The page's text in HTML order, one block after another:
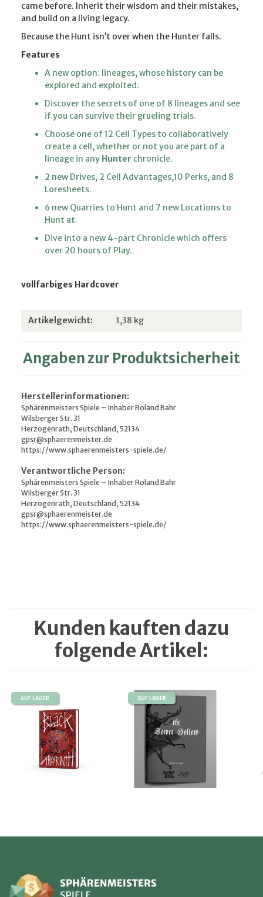
came before. Inherit their wisdom and their mistakes,
and build on a living legacy.
Because the Hunt isn’t over when the Hunter falls.
Features
A new option: lineages, whose history can be
explored and exploited.
Discover the secrets of one of 8 lineages and see
if you can survive their grueling trials.
Choose one of 12 Cell Types to collaboratively
create a cell, whether or not you are part of a
lineage in any Hunter chronicle.
2 new Drives, 2 Cell Advantages,10 Perks, and 8
Loresheets.
6 new Quarries to Hunt and 7 new Locations to
Hunt at.
Dive into a new 4-part Chronicle which offers
over 20 hours of Play.
vollfarbiges Hardcover
Produkteigenschaft
Wert
Artikelgewicht: 1,38 kg
Angaben zur Produktsicherheit
Herstellerinformationen:
Sphärenmeisters Spiele – Inhaber Roland Bahr
Wilsberger Str. 31
Herzogenrath, Deutschland, 52134
gpsr@sphaerenmeister.de
https://www.sphaerenmeisters-spiele.de/
Verantwortliche Person:
Sphärenmeisters Spiele – Inhaber Roland Bahr
Wilsberger Str. 31
Herzogenrath, Deutschland, 52134
gpsr@sphaerenmeister.de
https://www.sphaerenmeisters-spiele.de/
Kunden kauften dazu
folgende Artikel:
AUF LAGER AUF LAGER